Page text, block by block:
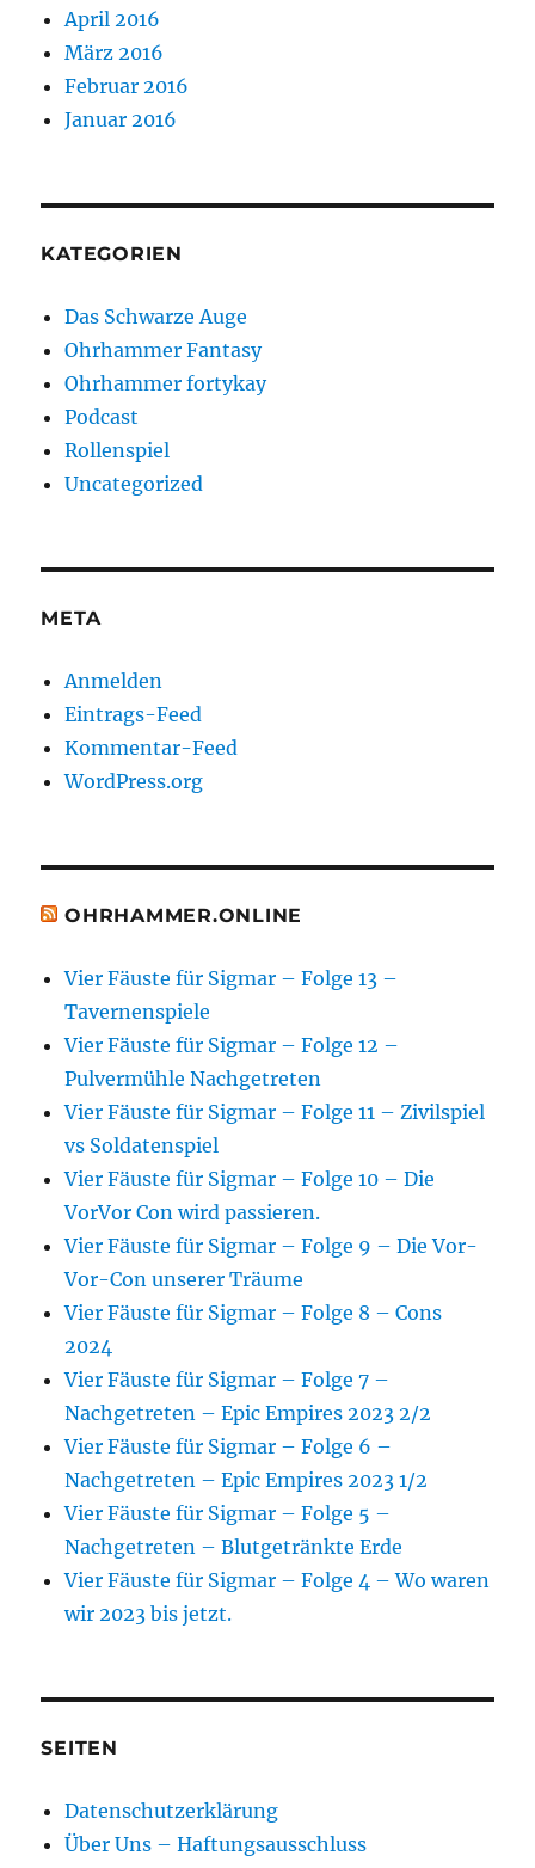
April 2016
März 2016
Februar 2016
Januar 2016
KATEGORIEN
Das Schwarze Auge
Ohrhammer Fantasy
Ohrhammer fortykay
Podcast
Rollenspiel
Uncategorized
META
Anmelden
Eintrags-Feed
Kommentar-Feed
WordPress.org
OHRHAMMER.ONLINE
Vier Fäuste für Sigmar – Folge 13 –
Tavernenspiele
Vier Fäuste für Sigmar – Folge 12 –
Pulvermühle Nachgetreten
Vier Fäuste für Sigmar – Folge 11 – Zivilspiel
vs Soldatenspiel
Vier Fäuste für Sigmar – Folge 10 – Die
VorVor Con wird passieren.
Vier Fäuste für Sigmar – Folge 9 – Die Vor-
Vor-Con unserer Träume
Vier Fäuste für Sigmar – Folge 8 – Cons
2024
Vier Fäuste für Sigmar – Folge 7 –
Nachgetreten – Epic Empires 2023 2/2
Vier Fäuste für Sigmar – Folge 6 –
Nachgetreten – Epic Empires 2023 1/2
Vier Fäuste für Sigmar – Folge 5 –
Nachgetreten – Blutgetränkte Erde
Vier Fäuste für Sigmar – Folge 4 – Wo waren
wir 2023 bis jetzt.
SEITEN
Datenschutzerklärung
Über Uns – Haftungsausschluss